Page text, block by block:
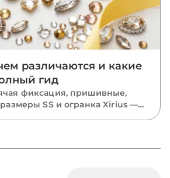
различаются и какие
гид
фиксация, пришивные,
SS и огранка Xirius —